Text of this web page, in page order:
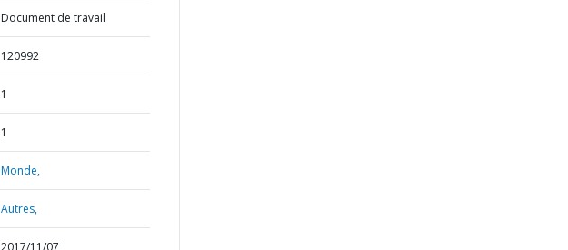
Document de travail
120992
1
1
Monde,
Autres,
2017/11/07